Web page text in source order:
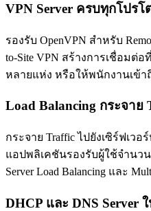
VPN Server ครบทุกโปรโ
รองรับ OpenVPN สำหรับ
to-Site VPN สร้างการเชื่อมต่
หลายแห่ง หรือให้พนักงานเข้า
Load Balancing กระจาย
กระจาย Traffic ไปยังเซิร์ฟเว
แอปพลิเคชันรองรับผู้ใช้จำนว
Server Load Balancing และ
DHCP และ DNS Server